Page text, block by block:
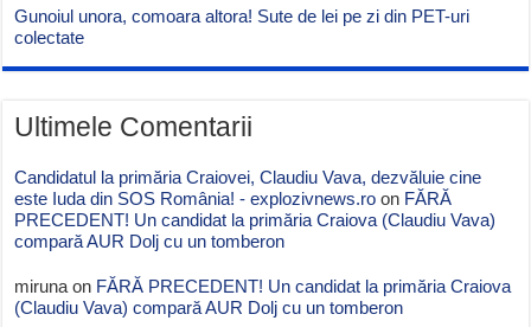
Gunoiul unora, comoara altora! Sute de lei pe zi din PET-uri
colectate
Ultimele Comentarii
Candidatul la primăria Craiovei, Claudiu Vava, dezvăluie cine
este Iuda din SOS România! - explozivnews.ro on FĂRĂ
PRECEDENT! Un candidat la primăria Craiova (Claudiu Vava)
compară AUR Dolj cu un tomberon
miruna on FĂRĂ PRECEDENT! Un candidat la primăria Craiova
(Claudiu Vava) compară AUR Dolj cu un tomberon